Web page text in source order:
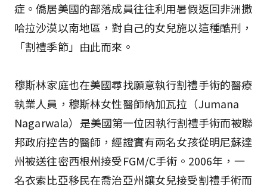
症。僑居美國的部落成員往往利用暑假返回非洲撒
哈拉沙漠以南地區，對自己的女兒施以這種酷刑，
「割禮季節」由此而來。
穆斯林家庭也在美國尋找願意執行割禮手術的醫療
執業人員，穆斯林女性醫師納加瓦拉（Jumana
Nagarwala）是美國第一位因執行割禮手術而被聯
邦政府控告的醫師，經證實有兩名女孩從明尼蘇達
州被送往密西根州接受FGM/C手術。2006年，一
名衣索比亞移民在喬治亞州讓女兒接受割禮手術而